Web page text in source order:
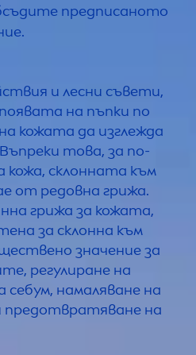
предписаното
и лесни съвети,
на пъпки по
кожата да изглежда
това, за по-
склонната към
от редовна грижа.
грижа за кожата,
за склонна към
значение за
регулиране на
намаляване на
предотвратяване на